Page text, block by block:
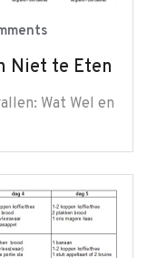
Niet te Eten
Wat Wel en